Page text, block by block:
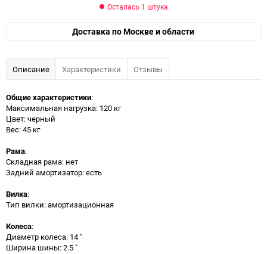
Осталась 1 штука
Доставка по Москве и области
Описание Характеристики Отзывы
Общие характеристики:
Максимальная нагрузка: 120 кг
Цвет: черный
Вес: 45 кг
Рама:
Складная рама: нет
Задний амортизатор: есть
Вилка:
Тип вилки: амортизационная
Колеса:
Диаметр колеса: 14 "
Ширина шины: 2.5 "